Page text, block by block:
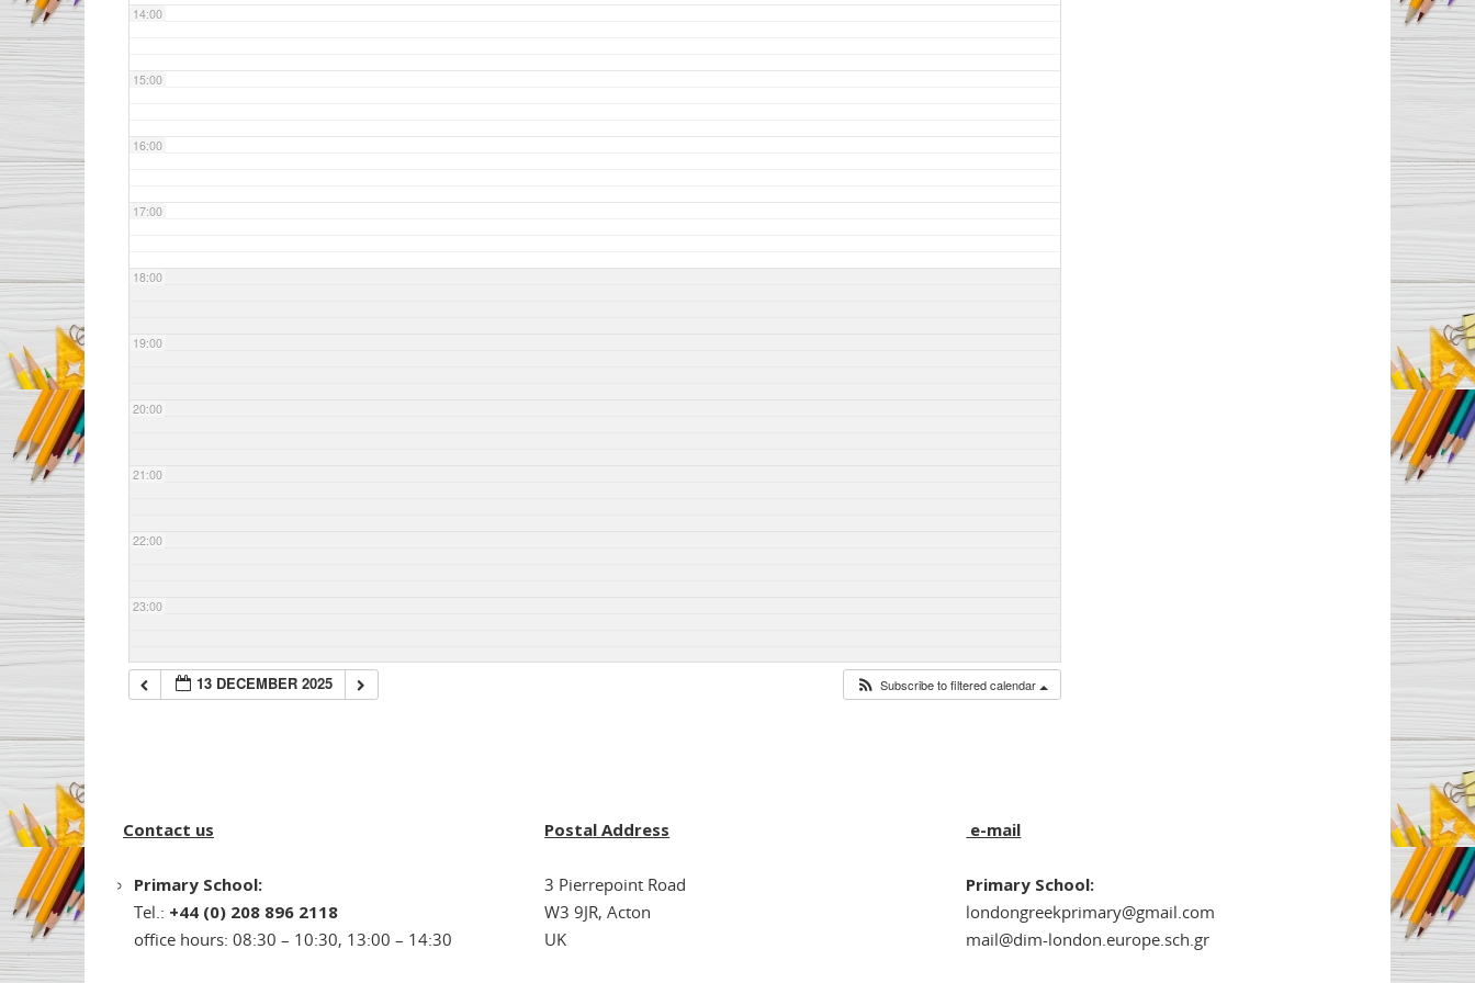
14:00
15:00
16:00
17:00
18:00
19:00
20:00
21:00
22:00
23:00
13 DECEMBER 2025 Subscribe to filtered calendar
Contact us
Primary School:
Tel.: +44 (0) 208 896 2118
office hours: 08:30 – 10:30, 13:00 – 14:30
Postal Address
3 Pierrepoint Road
W3 9JR, Acton
UK
e-mail
Primary School:
londongreekprimary@gmail.com
mail@dim-london.europe.sch.gr